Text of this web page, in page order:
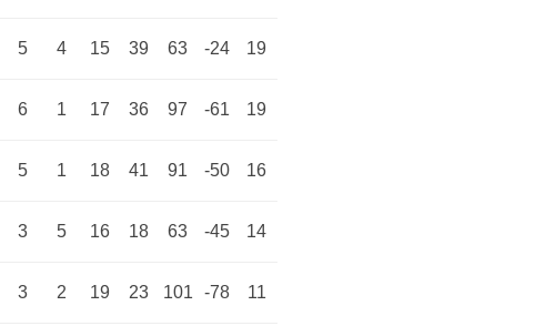
5 4 15 39 63 -24 19
6 1 17 36 97 -61 19
5 1 18 41 91 -50 16
3 5 16 18 63 -45 14
3 2 19 23 101 -78 11